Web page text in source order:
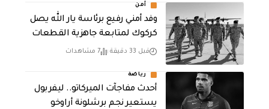
أمن
وفد أمني رفيع برئاسة يار الله يصل
كركوك لمتابعة جاهزية القطعات
قبل 33 دقيقة 7 مشاهدات
رياضة
أحدث مفاجآت الميركاتو.. ليفربول
يستعير نجم برشلونة أراوخو